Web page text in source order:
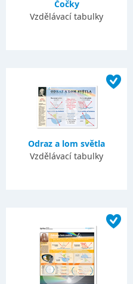
Čočky
Vzdělávací tabulky
Odraz a lom světla
Vzdělávací tabulky